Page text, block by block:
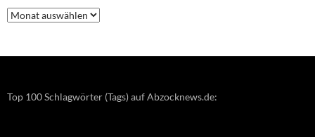
Nachrichten
–
Top 100 Schlagwörter (Tags) auf Abzocknews.de: